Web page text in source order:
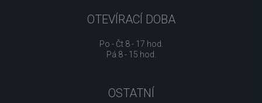
OTEVÍRACÍ DOBA
Po - Čt 8 - 17 hod.
Pá 8 - 15 hod.
OSTATNÍ